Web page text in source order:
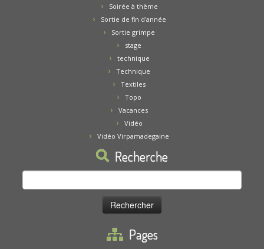
Soirée à thème
Sortie de fin d'année
Sortie grimpe
stage
technique
Technique
Textiles
Topo
Vacances
Vidéo
Vidéo Virpamadegaine
Recherche
Pages